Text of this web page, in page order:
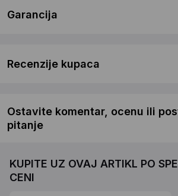
Garancija
Recenzije kupaca
Ostavite komentar, ocenu ili
pitanje
KUPITE UZ OVAJ ARTIKL PO
CENI